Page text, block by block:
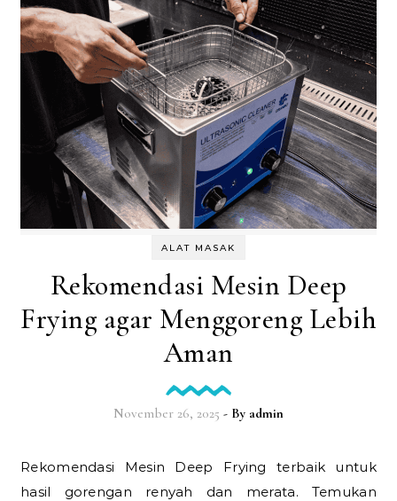
ALAT MASAK
Rekomendasi Mesin Deep
Frying agar Menggoreng Lebih
Aman
November 26, 2025 - By admin
Rekomendasi Mesin Deep Frying terbaik untuk
hasil gorengan renyah dan merata. Temukan